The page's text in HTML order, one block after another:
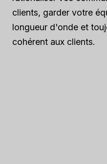
clients, garder votre
longueur d'onde et
cohérent aux clients.